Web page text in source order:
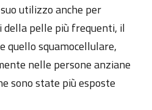
utilizzo anche per
pelle più frequenti, il
quello squamocellulare,
nelle persone anziane
sono state più esposte